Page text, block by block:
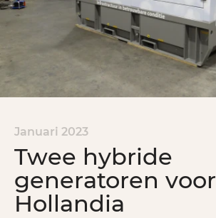
Januari 2023
Twee hybride
generatoren voor
Hollandia